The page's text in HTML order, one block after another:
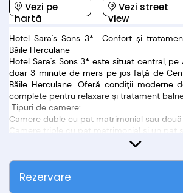
Vezi pe
hartă
Vezi street
view
Hotel Sara's Sons 3* Confort și
Băile Herculane
Hotel Sara's Sons 3* este situat central, pe
doar 3 minute de mers pe jos față de
Băile Herculane. Oferă condiții moderne
complete pentru relaxare și tratament
Tipuri de camere:
Camere duble cu pat matrimonial sau
Camere triple cu pat matrimonial și un pat
Apartamente cu dormitor și living cu
aer condiționat, internet Wi-Fi și baie cu
Facilități disponibile:
restaurant și bar
Rezervare